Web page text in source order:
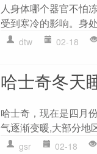
人身体哪个器官不怕
受到寒冷的影响。身
dtw 02-18
哈士奇冬天
哈士奇，现在是四月
气逐渐变暖,大部分地
gsr 02-18